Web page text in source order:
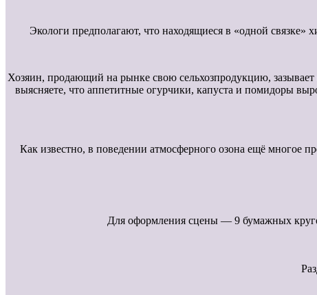
Экологи предполагают, что находящиеся в «одной
Хозяин, продающий на рынке свою сельхозпродукцию,
выясняете, что аппетитные огурчики, капуста и помидоры
Как известно, в поведении атмосферного озона ещё многое
Для оформления сцены — 9 бумажных